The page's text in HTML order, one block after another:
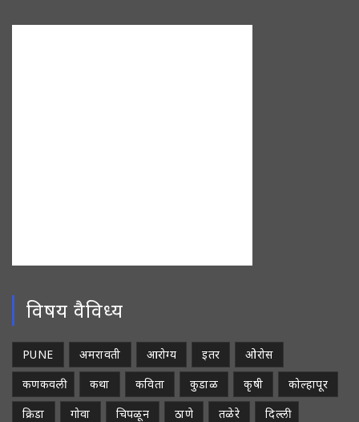
विषय वैविध्य
PUNE अमरावती आरोग्य इतर
ओरोस
कणकवली
कथा कविता कुडाळ कृषी
कोल्हापूर
क्रिडा
गोवा चिपळून ठाणे तळेरे
दिल्ली